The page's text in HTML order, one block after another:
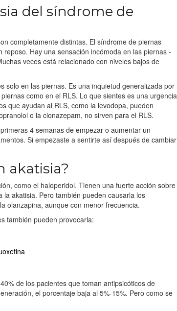
del síndrome de
completamente distintas. El síndrome de piernas
Hay una sensación incómoda en las piernas -
veces está relacionado con niveles bajos de
solo en las piernas. Es una inquietud generalizada por
como en el RLS. Lo que sientes es una urgencia
que ayudan al RLS, como la levodopa, pueden
o la clonazepam, no sirven para el RLS.
4 semanas de empezar o aumentar un
Si empezaste a sentirte así después de cambiar
akatisia?
como el haloperidol. Tienen una fuerte acción sobre
akatisia. Pero también pueden causarla los
olanzapina, aunque con menor frecuencia.
también pueden provocarla:
de los pacientes que toman antipsicóticos de
el porcentaje baja al 5%-15%. Pero como se